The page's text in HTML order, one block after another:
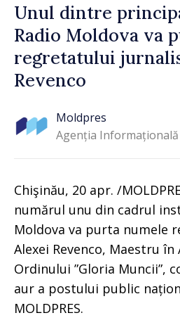
Unul dintre
Radio Moldova va
regretatului
Revenco
Moldpres
Agenția Informațională
Chişinău, 20 apr. /
numărul unu din cadrul
Moldova va purta numele
Alexei Revenco, Maestru
Ordinului ”Gloria Muncii”,
aur a postului public
MOLDPRES.